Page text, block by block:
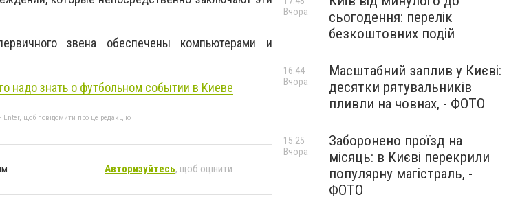
звена обеспечены компьютерами и
надо знать о футбольном событии в Киеве
Enter, щоб повідомити про це редакцію
Авторизуйтесь, щоб оцінити
сьогодення: перелік
безкоштовних подій
Вчора
Масштабний заплив у Києві:
десятки рятувальників
пливли на човнах, - ФОТО
16:44
Вчора
Заборонено проїзд на
місяць: в Києві перекрили
популярну магістраль, -
ФОТО
15:25
Вчора